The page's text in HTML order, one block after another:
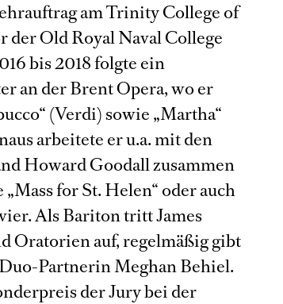
am Trinity College of
der Old Royal Naval College
bis 2018 folgte ein
an der Brent Opera, wo er
(Verdi) sowie „Martha“
arbeitete er u.a. mit den
Howard Goodall zusammen
for St. Helen“ oder auch
Als Bariton tritt James
Oratorien auf, regelmäßig gibt
Partnerin Meghan Behiel.
der Jury bei der